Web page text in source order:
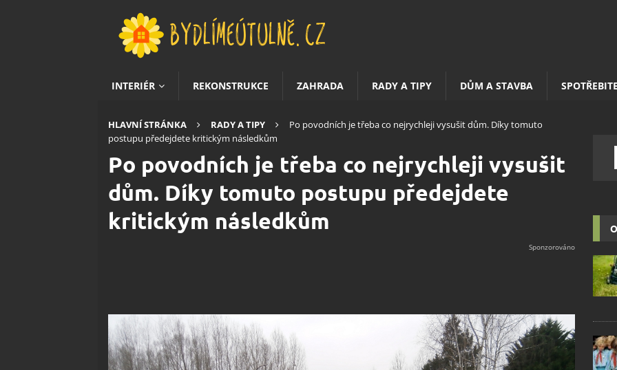
INTERIÉR REKONSTRUKCE ZAHRADA RADY A TIPY DŮM A STAVBA
HLAVNÍ STRÁNKA RADY A TIPY
Po povodních je třeba co nejrychleji vysušit dům. Díky tomuto
postupu předejdete kritickým následkům
Po povodních je třeba co nejrychleji vysušit
dům. Díky tomuto postupu předejdete
kritickým následkům